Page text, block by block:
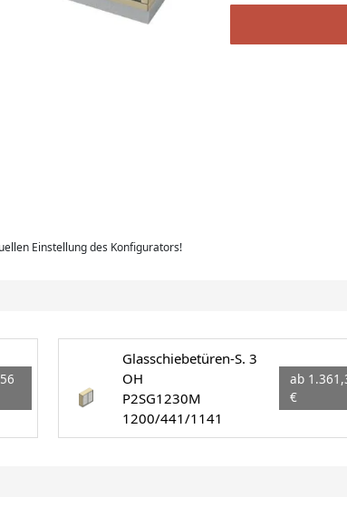
Einstellung des Konfigurators!
Glasschiebetüren-S. 3
OH
P2SG1230M
1200/441/1141
ab
€